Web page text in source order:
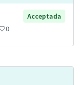
Acceptada
0